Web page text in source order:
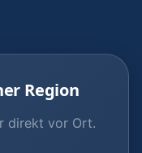
Region
direkt vor Ort.